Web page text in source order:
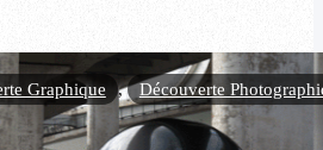
Graphique , Découverte